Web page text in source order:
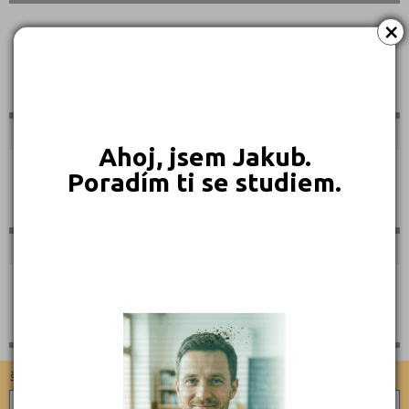
×
Ahoj, jsem Jakub.
Poradím ti se studiem.
Praktická škola
Gymnázia
školy dle typu
školy dle zaměření